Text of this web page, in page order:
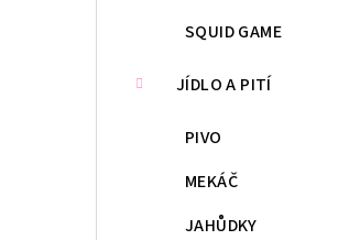
SQUID GAME
JÍDLO A PITÍ
PIVO
MEKÁČ
JAHŮDKY